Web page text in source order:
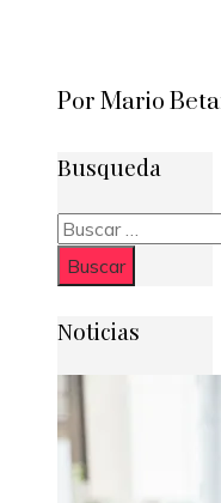
Por Mario
Busqueda
Buscar:
Noticias